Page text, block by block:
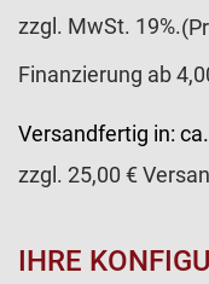
zzgl. MwSt. 19%.
Finanzierung ab
Versandfertig in:
zzgl. 25,00 €
IHRE